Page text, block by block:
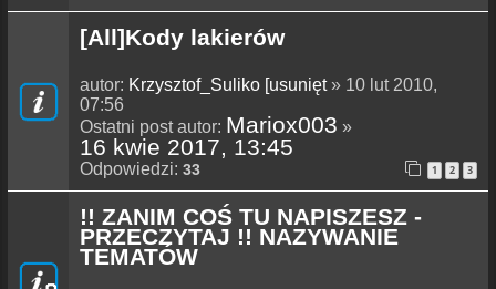
[All]Kody lakierów
autor: Krzysztof_Suliko [usunięt» 10 lut 2010,
07:56
Ostatni post autor: Mariox003 »
16 kwie 2017, 13:45
Odpowiedzi: 33 1 2 3
!! ZANIM COŚ TU NAPISZESZ -
PRZECZYTAJ !! NAZYWANIE
TEMATÓW